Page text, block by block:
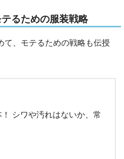
るための服装戦略
て、モテるための戦略も伝授
シワや汚れはないか、常